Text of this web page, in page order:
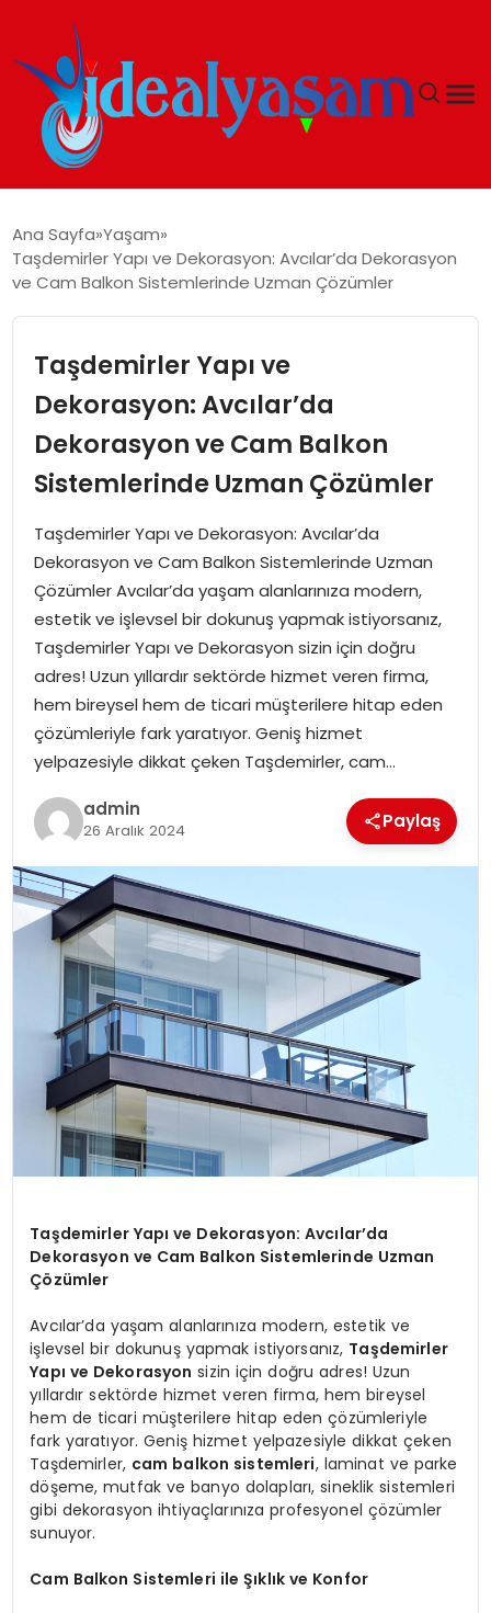
GÜNDEM
İDEAL YAŞAM
İDEAL SPOR
MAGAZIN
SAĞLIK
SOSYAL HABER
Ana Sayfa Yaşam
Taşdemirler Yapı ve Dekorasyon: Avcılar’da Dekorasyon
ve Cam Balkon Sistemlerinde Uzman Çözümler
Taşdemirler Yapı ve
Dekorasyon: Avcılar’da
Dekorasyon ve Cam Balkon
Sistemlerinde Uzman Çözümler
Taşdemirler Yapı ve Dekorasyon: Avcılar’da
Dekorasyon ve Cam Balkon Sistemlerinde Uzman
Çözümler Avcılar’da yaşam alanlarınıza modern,
estetik ve işlevsel bir dokunuş yapmak istiyorsanız,
Taşdemirler Yapı ve Dekorasyon sizin için doğru
adres! Uzun yıllardır sektörde hizmet veren firma,
hem bireysel hem de ticari müşterilere hitap eden
çözümleriyle fark yaratıyor. Geniş hizmet
yelpazesiyle dikkat çeken Taşdemirler, cam…
admin
26 Aralık 2024 Paylaş
Taşdemirler Yapı ve Dekorasyon: Avcılar’da
Dekorasyon ve Cam Balkon Sistemlerinde Uzman
Çözümler
Avcılar’da yaşam alanlarınıza modern, estetik ve
işlevsel bir dokunuş yapmak istiyorsanız, Taşdemirler
Yapı ve Dekorasyon sizin için doğru adres! Uzun
yıllardır sektörde hizmet veren firma, hem bireysel
hem de ticari müşterilere hitap eden çözümleriyle
fark yaratıyor. Geniş hizmet yelpazesiyle dikkat çeken
Taşdemirler, cam balkon sistemleri, laminat ve parke
döşeme, mutfak ve banyo dolapları, sineklik sistemleri
gibi dekorasyon ihtiyaçlarınıza profesyonel çözümler
sunuyor.
Cam Balkon Sistemleri ile Şıklık ve Konfor